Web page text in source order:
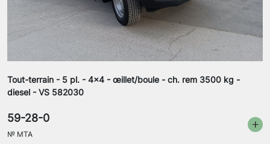
Tout-terrain - 5 pl. - 4x4 - œillet/boule - ch. rem 3500 kg -
diesel - VS 582030
59-28-0
№ MTA